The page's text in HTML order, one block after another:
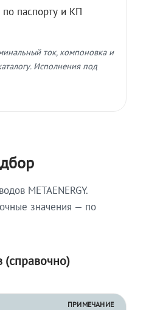
паспорту и КП
ток, компоновка и
Исполнения под
METAENERGY.
значения — по
(справочно)
ПРИМЕЧАНИЕ